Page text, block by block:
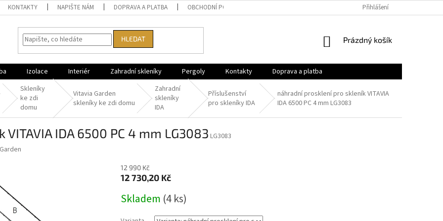
KONTAKTY NAPIŠTE NÁM DOPRAVA A PLATBA OBCHODNÍ PODMÍNKY VRÁCENÍ ZBOŽÍ A
Přihlášení
HLEDAT
NÁKUPNÍ
Prázdný košík
Izolace Interiér Zahradní skleníky Pergoly Kontakty Doprava a platba
Skleníky
ke zdi
domu
Vitavia Garden
skleníky ke zdi domu
Zahradní
skleníky
IDA
Příslušenství
pro skleníky IDA
náhradní prosklení pro skleník VITAVIA
IDA 6500 PC 4 mm LG3083
IDA 6500 PC 4 mm LG3083LG3083
12 990 Kč
12 730,20 Kč
cena:
Skladem (4 ks)